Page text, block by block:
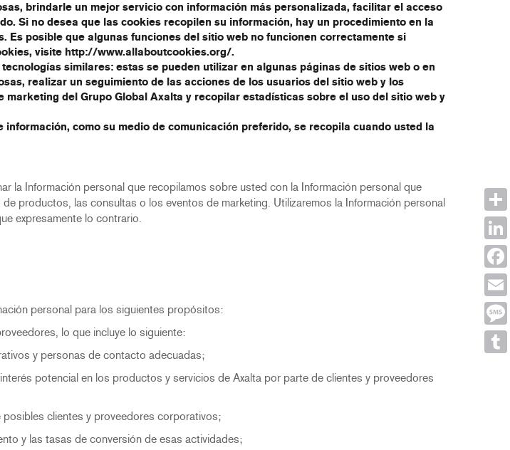
brindarle un mejor servicio con información más personalizada, facilitar el acceso
Si no desea que las cookies recopilen su información, hay un procedimiento en la
posible que algunas funciones del sitio web no funcionen correctamente si
visite http://www.allaboutcookies.org/.
similares: estas se pueden utilizar en algunas páginas de sitios web o en
realizar un seguimiento de las acciones de los usuarios del sitio web y los
del Grupo Global Axalta y recopilar estadísticas sobre el uso del sitio web y
como su medio de comunicación preferido, se recopila cuando usted la
la Información personal que recopilamos sobre usted con la Información personal que
productos, las consultas o los eventos de marketing. Utilizaremos la Información personal
expresamente lo contrario.
personal para los siguientes propósitos:
lo que incluye lo siguiente:
y personas de contacto adecuadas;
potencial en los productos y servicios de Axalta por parte de clientes y proveedores
clientes y proveedores corporativos;
y las tasas de conversión de esas actividades;